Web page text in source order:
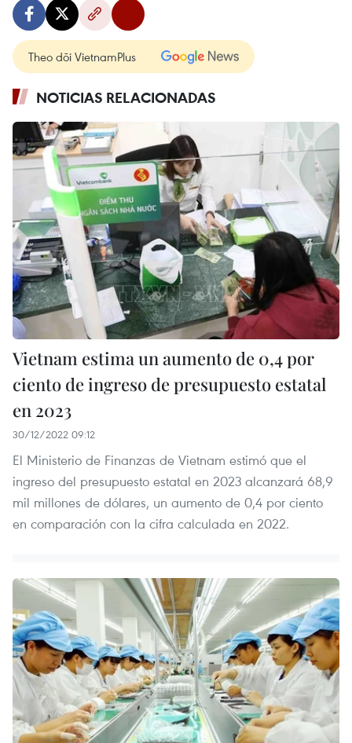
Theo dõi VietnamPlus
NOTICIAS RELACIONADAS
Vietnam estima un aumento de 0,4 por
ciento de ingreso de presupuesto estatal
en 2023
30/12/2022 09:12
El Ministerio de Finanzas de Vietnam estimó que el
ingreso del presupuesto estatal en 2023 alcanzará 68,9
mil millones de dólares, un aumento de 0,4 por ciento
en comparación con la cifra calculada en 2022.